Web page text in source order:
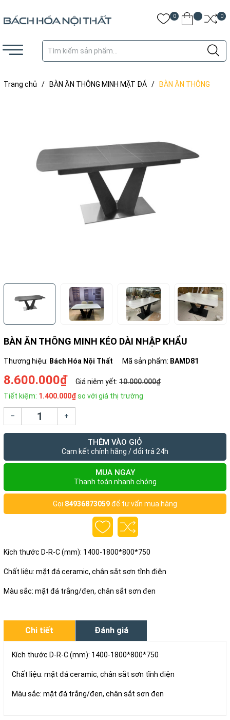
0 0
Trang chủ / BÀN ĂN THÔNG MINH MẶT ĐÁ /
BÀN ĂN THÔNG
BÀN ĂN THÔNG MINH KÉO DÀI NHẬP KHẨU
Thương hiệu: Bách Hóa Nội Thất Mã sản phẩm: BAMD81
8.600.000₫ Giá niêm yết: 10.000.000₫
Tiết kiệm: 1.400.000₫so với giá thị trường
– +
THÊM VÀO GIỎ
Cam kết chính hãng / đổi trả 24h
MUA NGAY
Thanh toán nhanh chóng
Gọi 84936873059để tư vấn mua hàng
Kích thước D-R-C (mm): 1400-1800*800*750
Chất liệu: mặt đá ceramic, chân sắt sơn tĩnh điện
Màu sắc: mặt đá trắng/đen, chân sắt sơn đen
Chi tiết Đánh giá
Kích thước D-R-C (mm): 1400-1800*800*750
Chất liệu: mặt đá ceramic, chân sắt sơn tĩnh điện
Màu sắc: mặt đá trắng/đen, chân sắt sơn đen